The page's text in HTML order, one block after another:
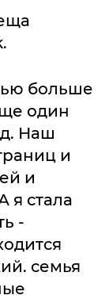
больше
один
Наш
и
и
я стала
-
семья